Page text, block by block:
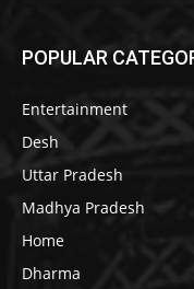
POPULAR
Entertainment
Desh
Uttar Pradesh
Madhya Pradesh
Home
Dharma